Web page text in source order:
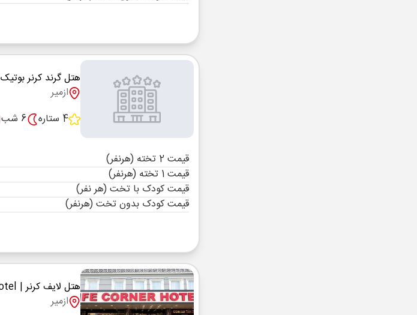
هتل گرند کرنر بوتیک
ازمیر
4 ستاره
6 شب
قیمت 2 تخته (هرنفر)
قیمت 1 تخته (هرنفر)
قیمت کودک با تخت (هر نفر)
قیمت کودک بدون تخت (هرنفر)
هتل لایف کرنر| Life Corner Hotel
ازمیر